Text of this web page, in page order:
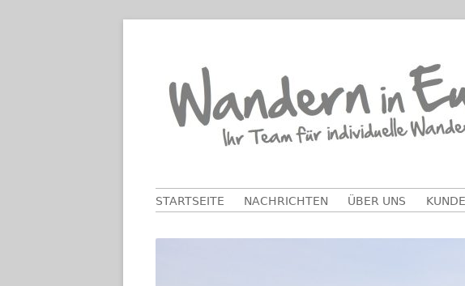
Primäres
Menü
STARTSEITE NACHRICHTEN ÜBER UNS